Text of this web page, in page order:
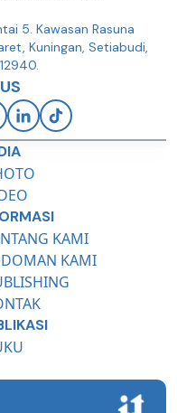
5. Kawasan Rasuna
Kuningan, Setiabudi,
KAMI
KAMI